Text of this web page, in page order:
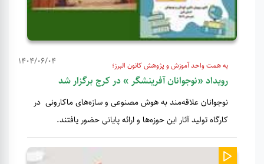
1404/06/04 به همت واحد آموزش و پژوهش کانون البرز؛
رویداد «نوجوانان آفرینشگر » در کرج برگزار شد
نوجوانان علاقه‌مند به هوش مصنوعی و سازه‌های ماکارونی در
کارگاه تولید آثار این حوزه‌ها و ارائه پایانی حضور یافتند.